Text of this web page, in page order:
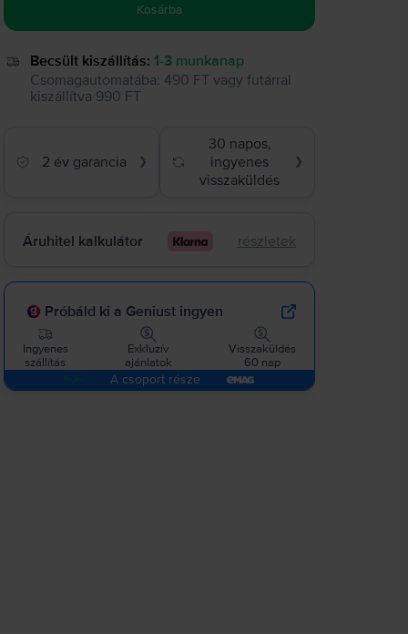
Kosárba
Becsült kiszállítás: 1-3 munkanap
Csomagautomatába: 490 FT vagy futárral
kiszállítva 990 FT
2 év garancia ❯
30 napos,
ingyenes
visszaküldés
❯
Áruhitel kalkulátor részletek
Próbáld ki a Geniust ingyen
Ingyenes
szállítás
Exkluzív
ajánlatok
Visszaküldés
60 nap
A csoport része